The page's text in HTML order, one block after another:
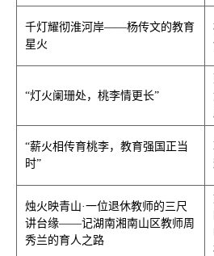
千灯耀彻淮河岸——杨传文的教育
星火
“灯火阑珊处，桃李情更长”
“薪火相传育桃李，教育强国正当
时”
烛火映青山·一位退休教师的三尺
讲台缘——记湖南湘南山区教师周
秀兰的育人之路